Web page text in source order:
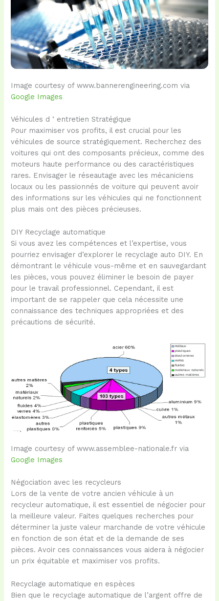
Image courtesy of www.bannerengineering.com via
Google Images
Véhicules d ‘ entretien Stratégique
Pour maximiser vos profits, il est crucial pour les
véhicules de source stratégiquement. Recherchez des
voitures qui ont des composants précieux, comme des
moteurs haute performance ou des caractéristiques
rares. Envisager le réseautage avec les mécaniciens
locaux ou les passionnés de voiture qui peuvent avoir
des informations sur les véhicules qui ne fonctionnent
plus mais ont des pièces précieuses.
DIY Recyclage automatique
Si vous avez les compétences et l’expertise, vous
pourriez envisager d’explorer le recyclage auto DIY. En
démontrant le véhicule vous-même et en sauvegardant
les pièces, vous pouvez éliminer le besoin de payer
pour le travail professionnel. Cependant, il est
important de se rappeler que cela nécessite une
connaissance des techniques appropriées et des
précautions de sécurité.
Image courtesy of www.assemblee-nationale.fr via
Google Images
Négociation avec les recycleurs
Lors de la vente de votre ancien véhicule à un
recycleur automatique, il est essentiel de négocier pour
la meilleure valeur. Faites quelques recherches pour
déterminer la juste valeur marchande de votre véhicule
en fonction de son état et de la demande de ses
pièces. Avoir ces connaissances vous aidera à négocier
un prix équitable et maximiser vos profits.
Recyclage automatique en espèces
Bien que le recyclage automatique de l’argent offre de